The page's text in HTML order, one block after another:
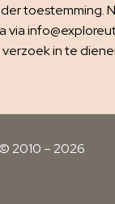
toestemming.
via
verzoek in te
2010 – 2026